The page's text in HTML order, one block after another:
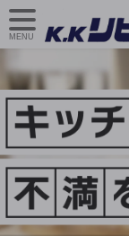
MENU